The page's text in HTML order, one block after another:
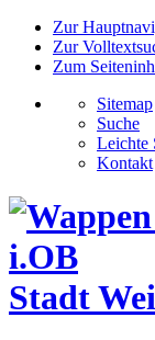
Zur
Zur
Zum
Sitemap
Suche
Leichte
Kontakt
Stadt